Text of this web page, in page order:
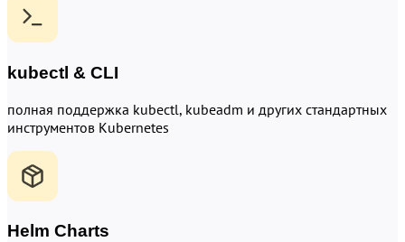
kubectl & CLI
полная поддержка kubectl, kubeadm и других стандартных
инструментов Kubernetes
Helm Charts